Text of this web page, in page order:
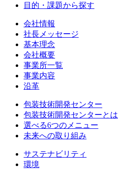
目的・課題から探す
会社情報
社長メッセージ
基本理念
会社概要
事業所一覧
事業内容
沿革
包装技術開発センター
包装技術開発センターとは
選べる6つのメニュー
未来への取り組み
サステナビリティ
環境